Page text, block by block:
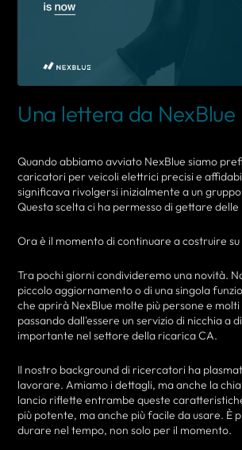
Una lettera da NexBlue
Quando abbiamo avviato NexBlue siamo
caricatori per veicoli elettrici precisi e
significava rivolgersi inizialmente a un
Questa scelta ci ha permesso di gettare delle
Ora è il momento di continuare a costruire su
Tra pochi giorni condivideremo una novità.
piccolo aggiornamento o di una singola
che aprirà NexBlue molte più persone e
passando dall'essere un servizio di nicchia a
importante nel settore della ricarica CA.
Il nostro background di ricercatori ha
lavorare. Amiamo i dettagli, ma anche la
lancio riflette entrambe queste
più potente, ma anche più facile da usare. È
durare nel tempo, non solo per il momento.